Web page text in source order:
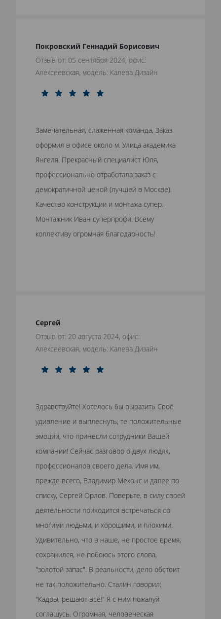
Покровский Геннадий Борисович
Отзыв от: 05 сентября 2024, офис:
Алексеевская, модель: Калева Дизайн
Замечательная, слаженная команда, Заказ
оформил в офисе около м. Улица академика
Янгеля. Прекрасный специалист Юля,
профессионально отработала заказ с
демократичной ценой (лучшей в Москве).
Качество конструкции и монтажа супер.
Монтажник Иван суперпрофи. Всему
коллективу огромная благодарность!
Сергей
Отзыв от: 20 августа 2024, офис:
Алексеевская, модель: Калева Дизайн
Здравствуйте! Хотелось бы выразить Своё
удивление и выплеснуть, те положительные
эмоции, что принесли сотрудники Вашей
компании! Сейчас разговор о двух людях,
профессионалов своего дела. Имя им,
прежде всего, Владимир Меконс и далее по
списку, Сергей Орлов. Поверьте, в силу своей
деятельности приходится встречаться со
многими людьми, и хорошими, и плохими.
Удивительно, что в наше, не простое время,
сохранился, не побоюсь этого слова,
"золотой запас". В реальности, дело обстоит
не так положительно. Сталин говорил:
"Кадры, решают всё!" Я с ним пожалуй
соглашусь. Огромная, человеческая